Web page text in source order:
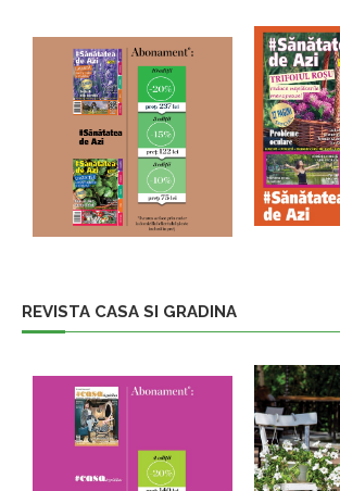
REVISTA CASA SI GRADINA